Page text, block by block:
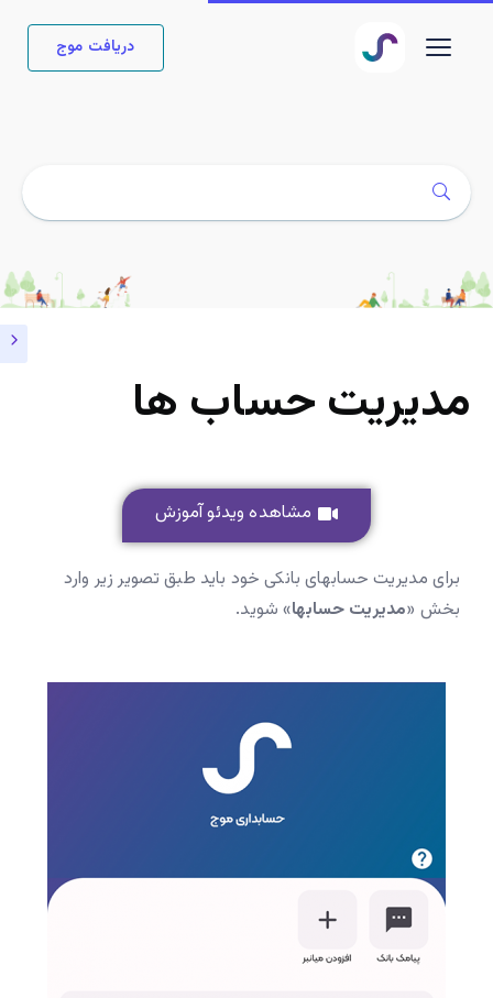
دریافت موج
مدیریت حساب ها
مشاهده ویدئو آموزش
برای مدیریت حسابهای بانکی خود باید طبق تصویر زیر وارد
بخش «مدیریت حسابها» شوید.